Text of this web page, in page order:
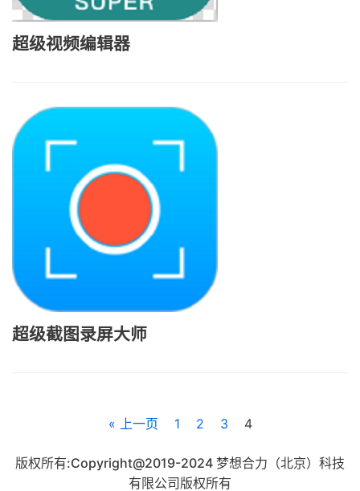
超级视频编辑器
超级截图录屏大师
« 上一页 1 2 3 4
版权所有:Copyright@2019-2024 梦想合力（北京）科技
有限公司版权所有